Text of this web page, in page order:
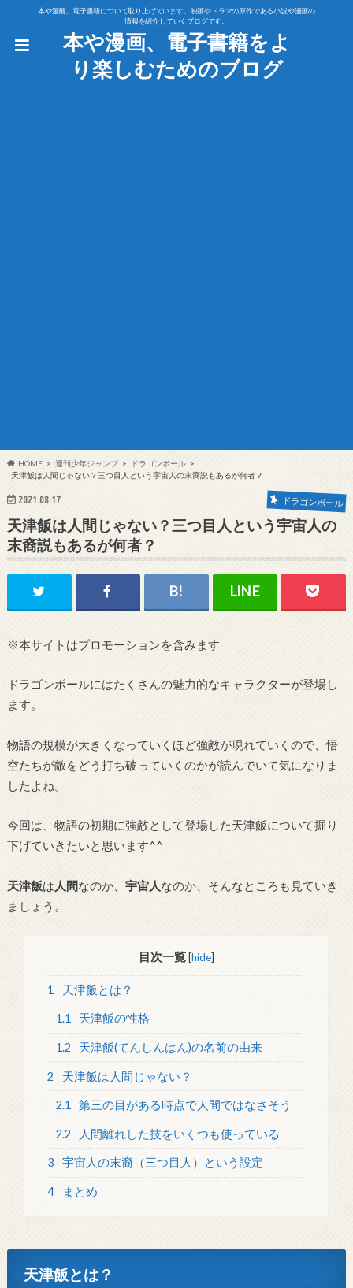
本や漫画、電子書籍について取り上げています。映画やドラマの原作である小説や漫画の
情報を紹介していくブログです。
本や漫画、電子書籍をよ
り楽しむためのブログ
HOME 週刊少年ジャンプ
ドラゴンボール
天津飯は人間じゃない？三つ目人という宇宙人の末裔説もあるが何者？
2021.08.17 ドラゴンボール
天津飯は人間じゃない？三つ目人という宇宙人の
末裔説もあるが何者？
※本サイトはプロモーションを含みます
ドラゴンボールにはたくさんの魅力的なキャラクターが登場し
ます。
物語の規模が大きくなっていくほど強敵が現れていくので、悟
空たちが敵をどう打ち破っていくのかが読んでいて気になりま
したよね。
今回は、物語の初期に強敵として登場した天津飯について掘り
下げていきたいと思います^^
天津飯は 人間なのか、 宇宙人なのか、そんなところも見ていき
ましょう。
目次一覧 [hide]
1 天津飯とは？
1.1 天津飯の性格
1.2 天津飯(てんしんはん)の名前の由来
2 天津飯は人間じゃない？
2.1 第三の目がある時点で人間ではなさそう
2.2 人間離れした技をいくつも使っている
3 宇宙人の末裔（三つ目人）という設定
4 まとめ
天津飯とは？